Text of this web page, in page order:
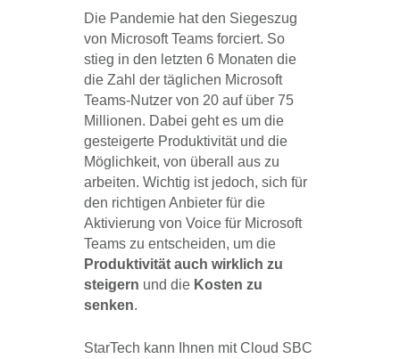
Die Pandemie hat den Siegeszug
von Microsoft Teams forciert. So
stieg in den letzten 6 Monaten die
die Zahl der täglichen Microsoft
Teams-Nutzer von 20 auf über 75
Millionen. Dabei geht es um die
gesteigerte Produktivität und die
Möglichkeit, von überall aus zu
arbeiten. Wichtig ist jedoch, sich für
den richtigen Anbieter für die
Aktivierung von Voice für Microsoft
Teams zu entscheiden, um die
Produktivität auch wirklich zu
steigern und die Kosten zu
senken.
StarTech kann Ihnen mit Cloud SBC